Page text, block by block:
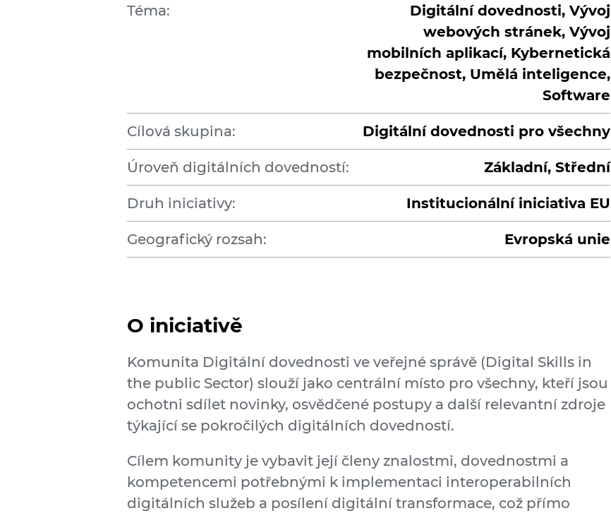
Téma:
Digitální dovednosti, Vývoj
webových stránek, Vývoj
mobilních aplikací, Kybernetická
bezpečnost, Umělá inteligence,
Software
Cílová skupina: Digitální dovednosti pro všechny
Úroveň digitálních dovedností: Základní, Střední
Druh iniciativy: Institucionální iniciativa EU
Geografický rozsah: Evropská unie
O iniciativě
Komunita Digitální dovednosti ve veřejné správě (Digital Skills in
the public Sector) slouží jako centrální místo pro všechny, kteří jsou
ochotni sdílet novinky, osvědčené postupy a další relevantní zdroje
týkající se pokročilých digitálních dovedností.
Cílem komunity je vybavit její členy znalostmi, dovednostmi a
kompetencemi potřebnými k implementaci interoperabilních
digitálních služeb a posílení digitální transformace, což přímo